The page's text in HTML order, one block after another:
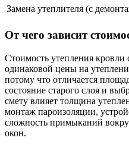
Замена утеплителя (с
От чего зависит
Стоимость утепления кровли
одинаковой цены на
потому что отличается
состояние старого слоя и
смету влияет толщина
монтаж пароизоляции,
сложность примыканий
окон.